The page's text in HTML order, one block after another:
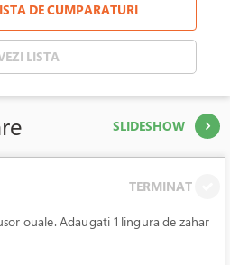
DE CUMPARATURI
LISTA
SLIDESHOW
TERMINAT
ouale. Adaugati 1 lingura de zahar